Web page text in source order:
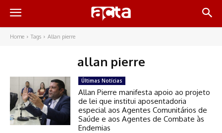
Home Tags Allan pierre
allan pierre
Últimas Notícias
Allan Pierre manifesta apoio ao projeto
de lei que institui aposentadoria
especial aos Agentes Comunitários de
Saúde e aos Agentes de Combate às
Endemias